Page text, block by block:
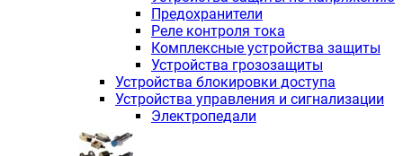
Предохранители
Реле контроля тока
Комплексные устройства защиты
Устройства грозозащиты
Устройства блокировки доступа
Устройства управления и сигнализации
Электропедали